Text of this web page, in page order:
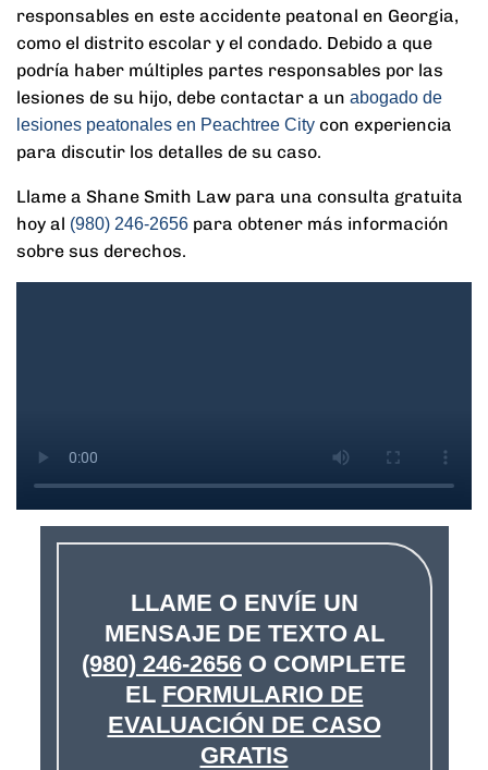
responsables en este accidente peatonal en Georgia,
como el distrito escolar y el condado. Debido a que
podría haber múltiples partes responsables por las
lesiones de su hijo, debe contactar a un abogado de
lesiones peatonales en Peachtree City con experiencia
para discutir los detalles de su caso.
Llame a Shane Smith Law para una consulta gratuita
hoy al (980) 246-2656 para obtener más información
sobre sus derechos.
LLAME O ENVÍE UN
MENSAJE DE TEXTO AL
(980) 246-2656 O COMPLETE
EL FORMULARIO DE
EVALUACIÓN DE CASO
GRATIS